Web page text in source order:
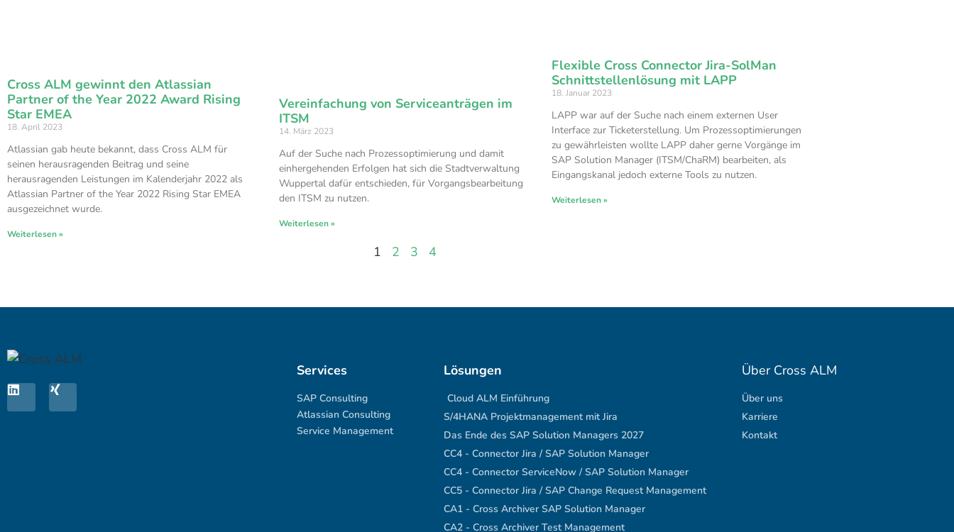
Cross ALM gewinnt den Atlassian
Partner of the Year 2022 Award Rising
Star EMEA
18. April 2023
Atlassian gab heute bekannt, dass Cross ALM für
seinen herausragenden Beitrag und seine
herausragenden Leistungen im Kalenderjahr 2022 als
Atlassian Partner of the Year 2022 Rising Star EMEA
ausgezeichnet wurde.
Weiterlesen »
Vereinfachung von Serviceanträgen im
ITSM
14. März 2023
Auf der Suche nach Prozessoptimierung und damit
einhergehenden Erfolgen hat sich die Stadtverwaltung
Wuppertal dafür entschieden, für Vorgangsbearbeitung
den ITSM zu nutzen.
Weiterlesen »
Flexible Cross Connector Jira-SolMan
Schnittstellenlösung mit LAPP
18. Januar 2023
LAPP war auf der Suche nach einem externen User
Interface zur Ticketerstellung. Um Prozessoptimierungen
zu gewährleisten wollte LAPP daher gerne Vorgänge im
SAP Solution Manager (ITSM/ChaRM) bearbeiten, als
Eingangskanal jedoch externe Tools zu nutzen.
Weiterlesen »
1 2 3 4
Services
SAP Consulting
Atlassian Consulting
Service Management
Lösungen
Cloud ALM Einführung
S/4HANA Projektmanagement mit Jira
Das Ende des SAP Solution Managers 2027
CC4 - Connector Jira / SAP Solution Manager
CC4 - Connector ServiceNow / SAP Solution Manager
CC5 - Connector Jira / SAP Change Request Management
CA1 - Cross Archiver SAP Solution Manager
CA2 - Cross Archiver Test Management
Über Cross ALM
Über uns
Karriere
Kontakt